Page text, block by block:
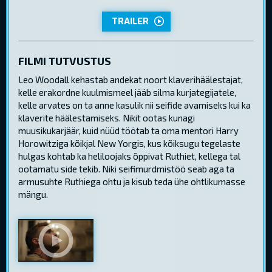
TRAILER
FILMI TUTVUSTUS
Leo Woodall kehastab andekat noort klaverihäälestajat,
kelle erakordne kuulmismeel jääb silma kurjategijatele,
kelle arvates on ta anne kasulik nii seifide avamiseks kui ka
klaverite häälestamiseks. Nikit ootas kunagi
muusikukarjäär, kuid nüüd töötab ta oma mentori Harry
Horowitziga kõikjal New Yorgis, kus kõiksugu tegelaste
hulgas kohtab ka heliloojaks õppivat Ruthiet, kellega tal
ootamatu side tekib. Niki seifimurdmistöö seab aga ta
armusuhte Ruthiega ohtu ja kisub teda ühe ohtlikumasse
mängu.